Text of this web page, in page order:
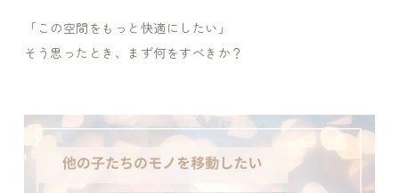
「この空間をもっと快適にしたい」
そう思ったとき、まず何をすべきか？